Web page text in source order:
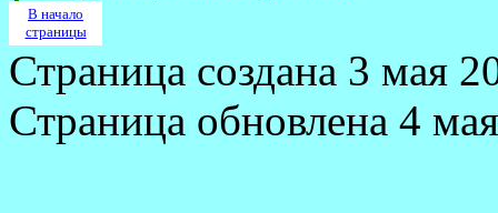
В начало
страницы
Страница создана 3 мая
Страница обновлена 4